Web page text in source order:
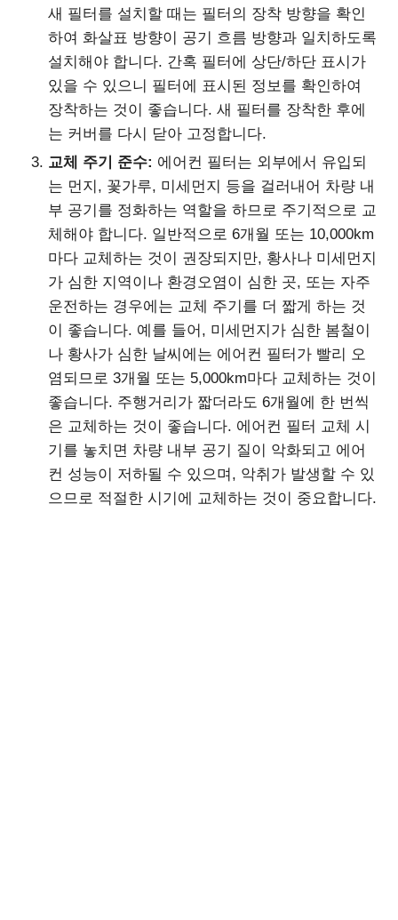
새 필터를 설치할 때는 필터의 장착 방향을 확인
하여 화살표 방향이 공기 흐름 방향과 일치하도록
설치해야 합니다. 간혹 필터에 상단/하단 표시가
있을 수 있으니 필터에 표시된 정보를 확인하여
장착하는 것이 좋습니다. 새 필터를 장착한 후에
는 커버를 다시 닫아 고정합니다.
교체 주기 준수: 에어컨 필터는 외부에서 유입되
는 먼지, 꽃가루, 미세먼지 등을 걸러내어 차량 내
부 공기를 정화하는 역할을 하므로 주기적으로 교
체해야 합니다. 일반적으로 6개월 또는 10,000km
마다 교체하는 것이 권장되지만, 황사나 미세먼지
가 심한 지역이나 환경오염이 심한 곳, 또는 자주
운전하는 경우에는 교체 주기를 더 짧게 하는 것
이 좋습니다. 예를 들어, 미세먼지가 심한 봄철이
나 황사가 심한 날씨에는 에어컨 필터가 빨리 오
염되므로 3개월 또는 5,000km마다 교체하는 것이
좋습니다. 주행거리가 짧더라도 6개월에 한 번씩
은 교체하는 것이 좋습니다. 에어컨 필터 교체 시
기를 놓치면 차량 내부 공기 질이 악화되고 에어
컨 성능이 저하될 수 있으며, 악취가 발생할 수 있
으므로 적절한 시기에 교체하는 것이 중요합니다.